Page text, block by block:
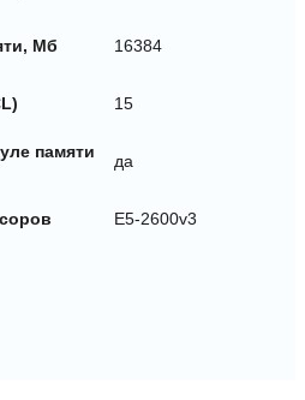
Мб 16384
15
памяти
да
E5-2600v3